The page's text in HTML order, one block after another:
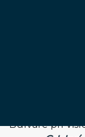
Bulváre pri